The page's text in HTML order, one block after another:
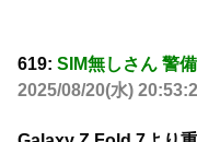
619: SIM無しさん 警
2025/08/20(水)